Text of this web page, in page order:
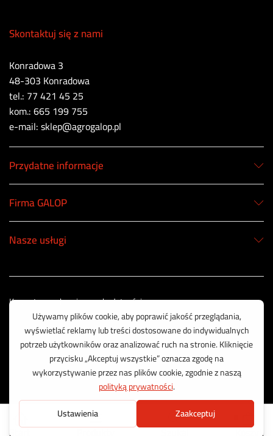
Skontaktuj się z nami
Konradowa 3
48-303 Konradowa
tel.: 77 421 45 25
kom.: 665 199 755
e-mail: sklep@agrogalop.pl
Przydatne informacje
Firma GALOP
Nasze usługi
© 2003 - 2025 GALOP - Wyposażenie Rolnictwa | Wykonanie:
CreativeOne
Korzystamy z bezpiecznych płatności
Start Produkty Szukaj Koszyk